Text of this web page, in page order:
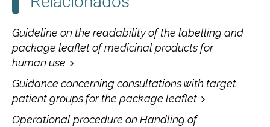
Guideline on the readability of the labelling and
package leaflet of medicinal products for
human use
Guidance concerning consultations with target
patient groups for the package leaflet
Operational procedure on Handling of